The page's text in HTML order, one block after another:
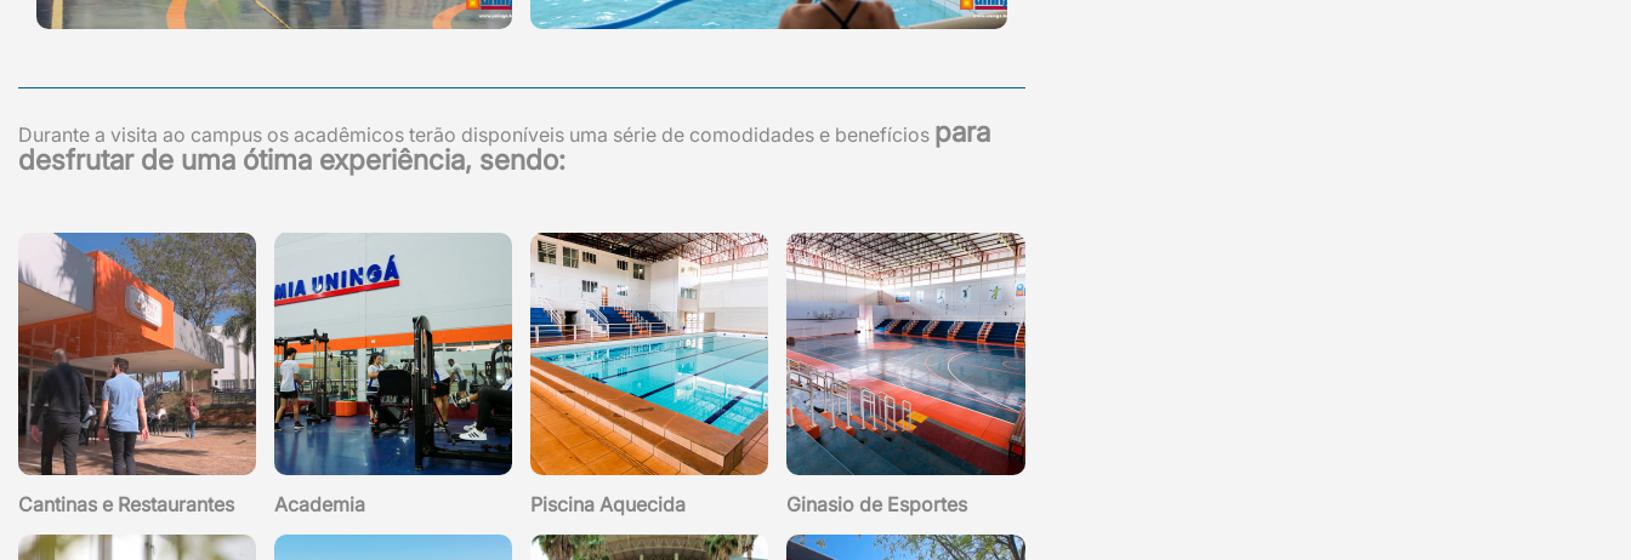
Durante a visita ao campus os acadêmicos terão disponíveis uma série de comodidades e benefícios para
desfrutar de uma ótima experiência, sendo:
Cantinas e Restaurantes Academia Piscina Aquecida Ginasio de Esportes